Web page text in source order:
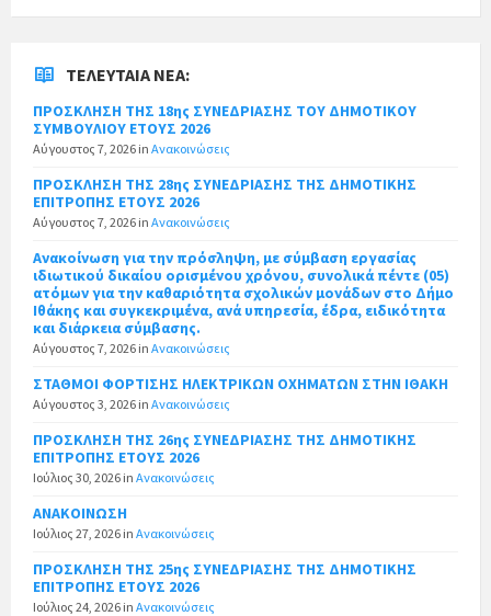
ΤΕΛΕΥΤΑΊΑ ΝΈΑ:
ΠΡΟΣΚΛΗΣΗ ΤΗΣ 18ης ΣΥΝΕΔΡΙΑΣΗΣ ΤΟΥ ΔΗΜΟΤΙΚΟΥ
ΣΥΜΒΟΥΛΙΟΥ ΕΤΟΥΣ 2026
Αύγουστος 7, 2026 in Ανακοινώσεις
ΠΡΟΣΚΛΗΣΗ ΤΗΣ 28ης ΣΥΝΕΔΡΙΑΣΗΣ ΤΗΣ ΔΗΜΟΤΙΚΗΣ
ΕΠΙΤΡΟΠΗΣ ΕΤΟΥΣ 2026
Αύγουστος 7, 2026 in Ανακοινώσεις
Ανακοίνωση για την πρόσληψη, με σύμβαση εργασίας
ιδιωτικού δικαίου ορισμένου χρόνου, συνολικά πέντε (05)
ατόμων για την καθαριότητα σχολικών μονάδων στο Δήμο
Ιθάκης και συγκεκριμένα, ανά υπηρεσία, έδρα, ειδικότητα
και διάρκεια σύμβασης.
Αύγουστος 7, 2026 in Ανακοινώσεις
ΣΤΑΘΜΟΙ ΦΟΡΤΙΣΗΣ ΗΛΕΚΤΡΙΚΩΝ ΟΧΗΜΑΤΩΝ ΣΤΗΝ ΙΘΑΚΗ
Αύγουστος 3, 2026 in Ανακοινώσεις
ΠΡΟΣΚΛΗΣΗ ΤΗΣ 26ης ΣΥΝΕΔΡΙΑΣΗΣ ΤΗΣ ΔΗΜΟΤΙΚΗΣ
ΕΠΙΤΡΟΠΗΣ ΕΤΟΥΣ 2026
Ιούλιος 30, 2026 in Ανακοινώσεις
ΑΝΑΚΟΙΝΩΣΗ
Ιούλιος 27, 2026 in Ανακοινώσεις
ΠΡΟΣΚΛΗΣΗ ΤΗΣ 25ης ΣΥΝΕΔΡΙΑΣΗΣ ΤΗΣ ΔΗΜΟΤΙΚΗΣ
ΕΠΙΤΡΟΠΗΣ ΕΤΟΥΣ 2026
Ιούλιος 24, 2026 in Ανακοινώσεις